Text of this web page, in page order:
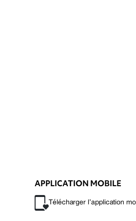
APPLICATION MOBILE
Télécharger l’application